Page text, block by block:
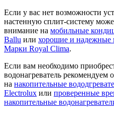
Если у вас нет возможности
настенную сплит-систему
внимание на мобильные
Ballu или хорошие и надежные
Марки Royal Clima.
Если вам необходимо
водонагреватель рекомендуем
на накопительные
Electrolux или проверенные
накопительные